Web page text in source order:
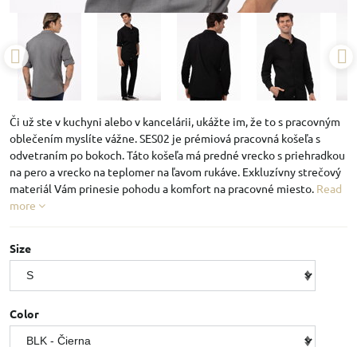
Či už ste v kuchyni alebo v kancelárii, ukážte im, že to s pracovným
oblečením myslíte vážne. SES02 je prémiová pracovná košeľa s
odvetraním po bokoch. Táto košeľa má predné vrecko s priehradkou
na pero a vrecko na teplomer na ľavom rukáve. Exkluzívny strečový
materiál Vám prinesie pohodu a komfort na pracovné miesto. Read
more
Size
Color